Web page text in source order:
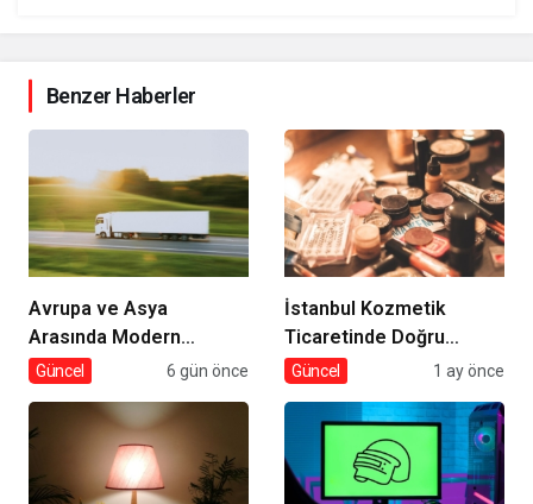
Benzer Haberler
Avrupa ve Asya
Arasında Modern
Lojistik Çözümleri
Güncel 6 gün önce
İstanbul Kozmetik
Ticaretinde Doğru
Tedarik
Güncel 1 ay önce